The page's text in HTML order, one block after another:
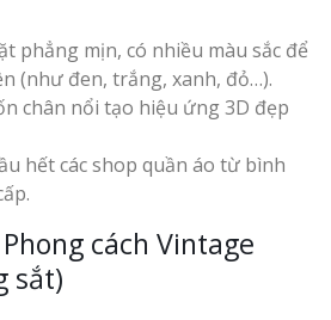
phẳng mịn, có nhiều màu sắc để
(như đen, trắng, xanh, đỏ…).
chân nổi tạo hiệu ứng 3D đẹp
hết các shop quần áo từ bình
cách Vintage
sắt)